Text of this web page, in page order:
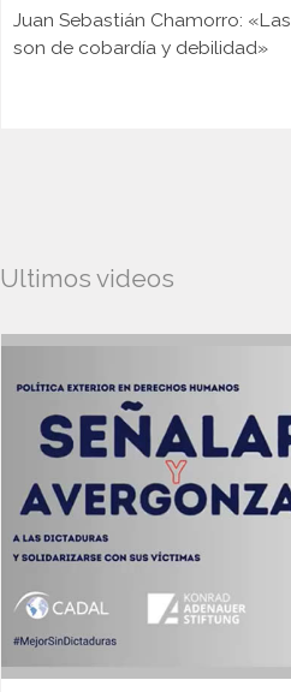
Juan Sebastián Chamorro:
son de cobardía y debilidad»
Ultimos videos